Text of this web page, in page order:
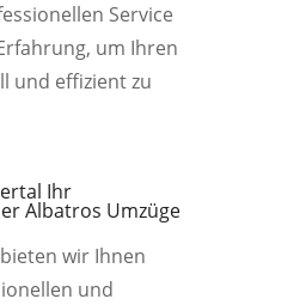
Service
um Ihren
und effizient zu
Ihr
Albatros Umzüge
wir Ihnen
und